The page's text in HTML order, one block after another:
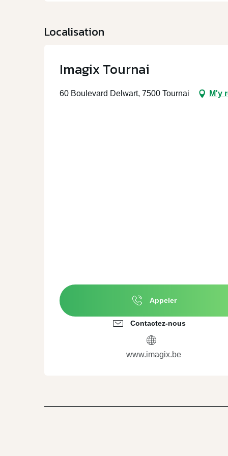
Localisation
Imagix Tournai
60 Boulevard Delwart, 7500 Tournai M'y
Appeler
Contactez-nous
www.imagix.be